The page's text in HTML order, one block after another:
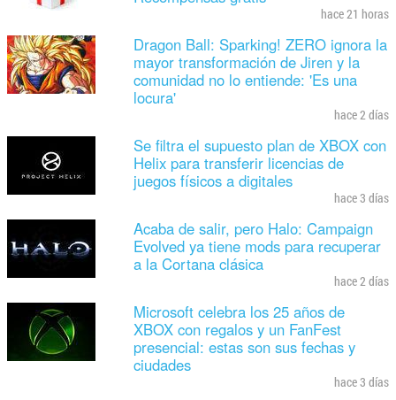
hace 21 horas
Dragon Ball: Sparking! ZERO ignora la
mayor transformación de Jiren y la
comunidad no lo entiende: 'Es una
locura'
hace 2 días
Se filtra el supuesto plan de XBOX con
Helix para transferir licencias de
juegos físicos a digitales
hace 3 días
Acaba de salir, pero Halo: Campaign
Evolved ya tiene mods para recuperar
a la Cortana clásica
hace 2 días
Microsoft celebra los 25 años de
XBOX con regalos y un FanFest
presencial: estas son sus fechas y
ciudades
hace 3 días